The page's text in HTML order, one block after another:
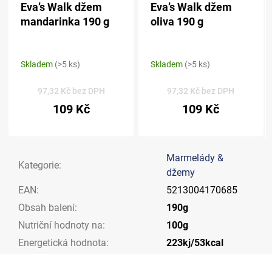
Eva’s Walk džem
mandarinka 190 g
Skladem (>5 ks)
97,32 Kč bez DPH
109 Kč
Eva’s Walk džem
oliva 190 g
Skladem (>5 ks)
97,32 Kč bez DPH
109 Kč
Kategorie:
Marmelády &
džemy
EAN:
5213004170685
Obsah balení:
190g
Nutriční hodnoty na:
100g
Energetická hodnota:
223kj/53kcal